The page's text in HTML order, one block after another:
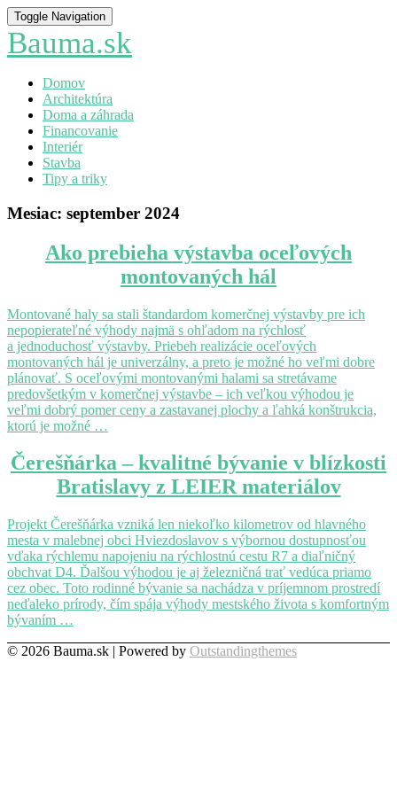
Toggle Navigation
Bauma.sk
Domov
Architektúra
Doma a záhrada
Financovanie
Interiér
Stavba
Tipy a triky
Mesiac: september 2024
prebieha
montovaných
hál
Ako prebieha výstavba oceľových
montovaných hál
Montované haly sa stali štandardom komerčnej výstavby pre ich
nepopierateľné výhody najmä s ohľadom na rýchlosť
a jednoduchosť výstavby. Priebeh realizácie oceľových
montovaných hál je univerzálny, a preto je možné ho veľmi dobre
plánovať. S oceľovými montovanými halami sa stretávame
predovšetkým v komerčnej výstavbe – ich veľkou výhodou je
veľmi dobrý pomer ceny a zastavanej plochy a ľahká konštrukcia,
ktorú je možné …
Čerešňárka
–
v
blízkosti
Bratislavy
z
LEIER
materiálov
Čerešňárka – kvalitné bývanie v blízkosti
Bratislavy z LEIER materiálov
Projekt Čerešňárka vzniká len niekoľko kilometrov od hlavného
mesta v malebnej obci Hviezdoslavov s výbornou dostupnosťou
vďaka rýchlemu napojeniu na rýchlostnú cestu R7 a diaľničný
obchvat D4. Ďalšou výhodou je aj železničná trať vedúca priamo
cez obec. Toto rodinné bývanie sa nachádza v príjemnom prostredí
neďaleko prírody, čím spája výhody mestského života s komfortným
bývaním …
© 2026 Bauma.sk | Powered by Outstandingthemes